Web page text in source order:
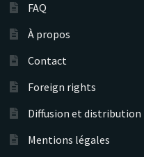
FAQ
À propos
Contact
Foreign rights
Diffusion et distribution
Mentions légales